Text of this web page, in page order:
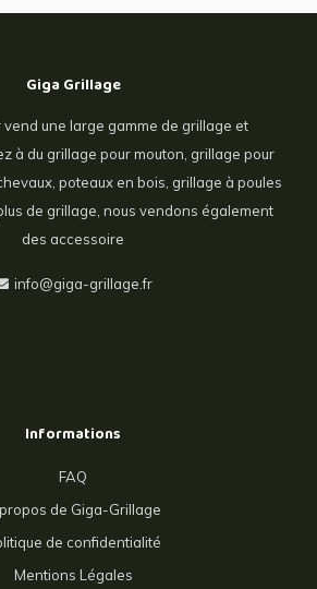
Giga Grillage
une large gamme de grillage et
à du grillage pour mouton, grillage pour
poteaux en bois, grillage à poules
de grillage, nous vendons également
des accessoire
info@giga-grillage.fr
Informations
FAQ
de Giga-Grillage
de confidentialité
Mentions Légales